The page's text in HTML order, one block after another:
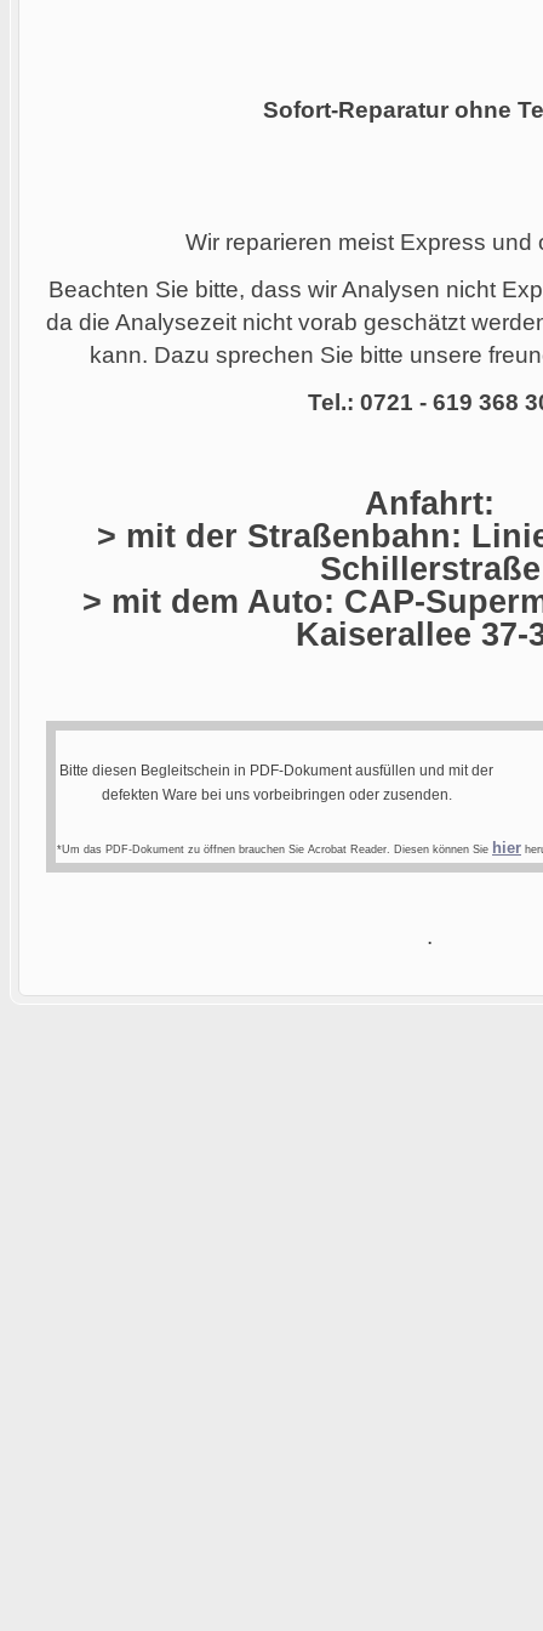
Sofort-Reparatur ohne
Wir reparieren meist Express und
Beachten Sie bitte, dass wir Analysen nicht
da die Analysezeit nicht vorab geschätzt
kann. Dazu sprechen Sie bitte unsere
Tel.: 0721 - 619 368
Anfahrt:
> mit der Straßenbahn:
Schillerstraße
> mit dem Auto: CAP-
Kaiserallee 37-
Bitte diesen Begleitschein in PDF-Dokument ausfüllen und mit der
defekten Ware bei uns vorbeibringen oder zusenden.
*Um das PDF-Dokument zu öffnen brauchen Sie Acrobat Reader. Diesen können Sie hier
.